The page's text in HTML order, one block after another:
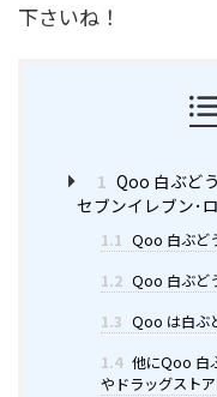
下さいね！
1 Qoo 白ぶど
セブンイレブン･
1.1 Qoo 白ぶど
1.2 Qoo 白ぶど
1.3 Qoo は白ぶ
1.4 他にQoo 白
やドラッグストア